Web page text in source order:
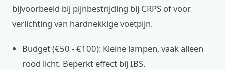
bijvoorbeeld bij pijnbestrijding bij CRPS of voor
verlichting van hardnekkige voetpijn.
Budget (€50 - €100): Kleine lampen, vaak alleen
rood licht. Beperkt effect bij IBS.